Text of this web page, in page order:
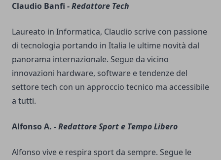
Claudio Banfi -Redattore Tech
Laureato in Informatica, Claudio scrive con passione
di tecnologia portando in Italia le ultime novità dal
panorama internazionale. Segue da vicino
innovazioni hardware, software e tendenze del
settore tech con un approccio tecnico ma accessibile
a tutti.
Alfonso A. -Redattore Sport e Tempo Libero
Alfonso vive e respira sport da sempre. Segue le